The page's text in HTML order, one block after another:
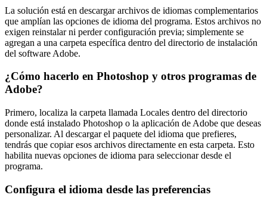
La solución está en descargar archivos de idiomas complementarios
que amplían las opciones de idioma del programa. Estos archivos no
exigen reinstalar ni perder configuración previa; simplemente se
agregan a una carpeta específica dentro del directorio de instalación
del software Adobe.
¿Cómo hacerlo en Photoshop y otros programas de
Adobe?
Primero, localiza la carpeta llamada Locales dentro del directorio
donde está instalado Photoshop o la aplicación de Adobe que deseas
personalizar. Al descargar el paquete del idioma que prefieres,
tendrás que copiar esos archivos directamente en esta carpeta. Esto
habilita nuevas opciones de idioma para seleccionar desde el
programa.
Configura el idioma desde las preferencias